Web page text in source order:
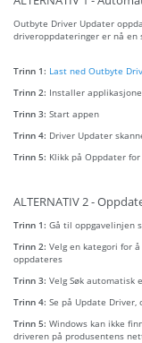
Outbyte Driver Updater
driveroppdateringer er nå en
Trinn 1: Last ned Outbyte
Trinn 2: Installer
Trinn 3: Start appen
Trinn 4: Driver Updater
Trinn 5: Klikk på Oppdater
ALTERNATIV 2 -
Trinn 1: Gå til oppgavelinjen
Trinn 2: Velg en kategori for
oppdateres
Trinn 3: Velg Søk automatisk
Trinn 4: Se på Update Driver,
Trinn 5: Windows kan ikke
driveren på produsentens